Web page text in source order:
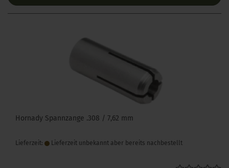
Hornady Spannzange .308 / 7,62 mm
Lieferzeit: Lieferzeit unbekannt aber bereits nachbestellt